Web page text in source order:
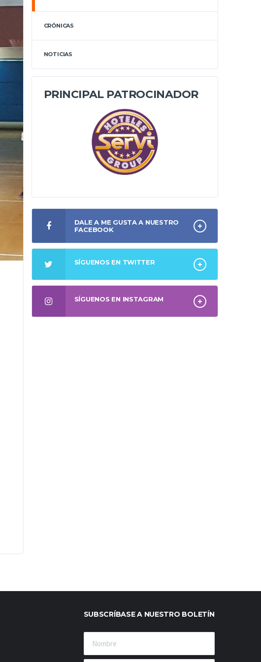
CRÓNICAS
NOTICIAS
PRINCIPAL PATROCINADOR
DALE A ME GUSTA A NUESTRO
FACEBOOK
SÍGUENOS EN TWITTER
SÍGUENOS EN INSTAGRAM
SUBSCRÍBASE A NUESTRO BOLETÍN